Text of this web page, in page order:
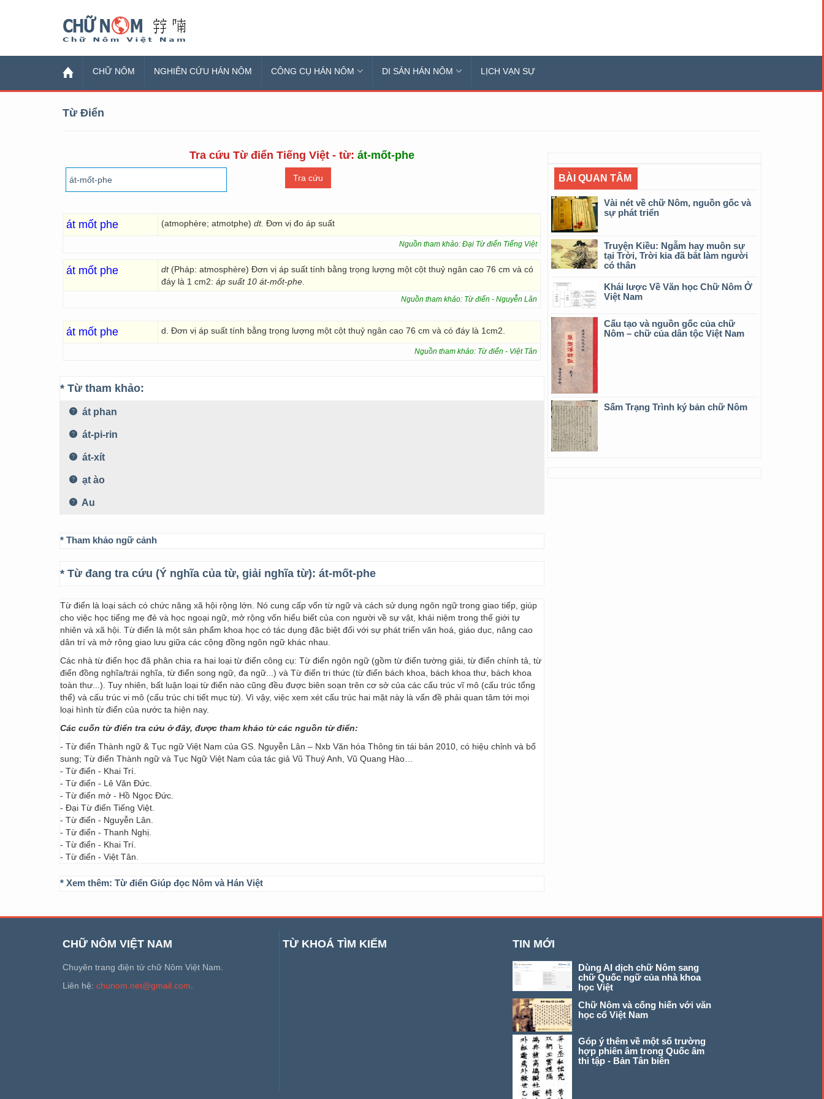
CHỮ NÔM NGHIÊN CỨU HÁN NÔM CÔNG CỤ HÁN NÔM DI SẢN HÁN NÔM LỊCH VẠN SỰ
Từ Điển
Tra cứu Từ điển Tiếng Việt - từ: át-mốt-phe
át mốt phe (atmophère; atmotphe) dt. Đơn vị đo áp suất
Nguồn tham khảo: Đại Từ điển Tiếng Việt
át mốt phe dt (Pháp: atmosphère) Đơn vị áp suất tính bằng trọng lượng một cột thuỷ ngân cao 76 cm và có
đáy là 1 cm2: áp suất 10 át-mốt-phe.
Nguồn tham khảo: Từ điển - Nguyễn Lân
át mốt phe d. Đơn vị áp suất tính bằng trọng lượng một cột thuỷ ngân cao 76 cm và có đáy là 1cm2.
Nguồn tham khảo: Từ điển - Việt Tân
* Từ tham khảo:
át phan
át-pi-rin
át-xít
ạt ào
Au
* Tham khảo ngữ cảnh
* Từ đang tra cứu (Ý nghĩa của từ, giải nghĩa từ): át-mốt-phe
Từ điển là loại sách có chức năng xã hội rộng lớn. Nó cung cấp vốn từ ngữ và cách sử dụng ngôn ngữ trong giao tiếp, giúp
cho việc học tiếng mẹ đẻ và học ngoại ngữ, mở rộng vốn hiểu biết của con người về sự vật, khái niệm trong thế giới tự
nhiên và xã hội. Từ điển là một sản phẩm khoa học có tác dụng đặc biệt đối với sự phát triển văn hoá, giáo dục, nâng cao
dân trí và mở rộng giao lưu giữa các cộng đồng ngôn ngữ khác nhau.
Các nhà từ điển học đã phân chia ra hai loại từ điển công cụ: Từ điển ngôn ngữ (gồm từ điển tường giải, từ điển chính tả, từ
điển đồng nghĩa/trái nghĩa, từ điển song ngữ, đa ngữ...) và Từ điển tri thức (từ điển bách khoa, bách khoa thư, bách khoa
toàn thư...). Tuy nhiên, bất luận loại từ điển nào cũng đều được biên soạn trên cơ sở của các cấu trúc vĩ mô (cấu trúc tổng
thể) và cấu trúc vi mô (cấu trúc chi tiết mục từ). Vì vậy, việc xem xét cấu trúc hai mặt này là vấn đề phải quan tâm tới mọi
loại hình từ điển của nước ta hiện nay.
Các cuốn từ điển tra cứu ở đây, được tham khảo từ các nguồn từ điển:
- Từ điển Thành ngữ & Tục ngữ Việt Nam của GS. Nguyễn Lân – Nxb Văn hóa Thông tin tái bản 2010, có hiệu chỉnh và bổ
sung; Từ điển Thành ngữ và Tục Ngữ Việt Nam của tác giả Vũ Thuý Anh, Vũ Quang Hào…
- Từ điển - Khai Trí.
- Từ điển - Lê Văn Đức.
- Từ điển mở - Hồ Ngọc Đức.
- Đại Từ điển Tiếng Việt.
- Từ điển - Nguyễn Lân.
- Từ điển - Thanh Nghị.
- Từ điển - Khai Trí.
- Từ điển - Việt Tân.
* Xem thêm: Từ điển Giúp đọc Nôm và Hán Việt
BÀI QUAN TÂM
Vài nét về chữ Nôm, nguồn gốc và
sự phát triển
Truyện Kiều: Ngẫm hay muôn sự
tại Trời, Trời kia đã bắt làm người
có thân
Khái lược Về Văn học Chữ Nôm Ở
Việt Nam
Cấu tạo và nguồn gốc của chữ
Nôm – chữ của dân tộc Việt Nam
Sấm Trạng Trình ký bản chữ Nôm
CHỮ NÔM VIỆT NAM
Chuyên trang điện tử chữ Nôm Việt Nam.
Liên hệ: chunom.net@gmail.com
TỪ KHOÁ TÌM KIẾM TIN MỚI
Dùng AI dịch chữ Nôm sang
chữ Quốc ngữ của nhà khoa
học Việt
Chữ Nôm và cống hiến với văn
học cổ Việt Nam
Góp ý thêm về một số trường
hợp phiên âm trong Quốc âm
thi tập - Bản Tân biên